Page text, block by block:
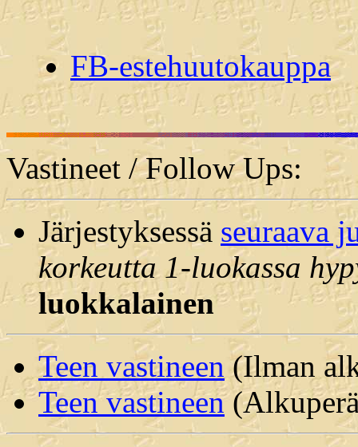
FB-estehuutokauppa
Vastineet / Follow Ups:
Järjestyksessä seuraava
korkeutta 1-luokassa
luokkalainen
Teen vastineen (Ilman
Teen vastineen